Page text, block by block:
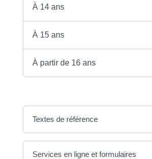
À 14 ans
À 15 ans
À partir de 16 ans
Textes de référence
Services en ligne et formulaires